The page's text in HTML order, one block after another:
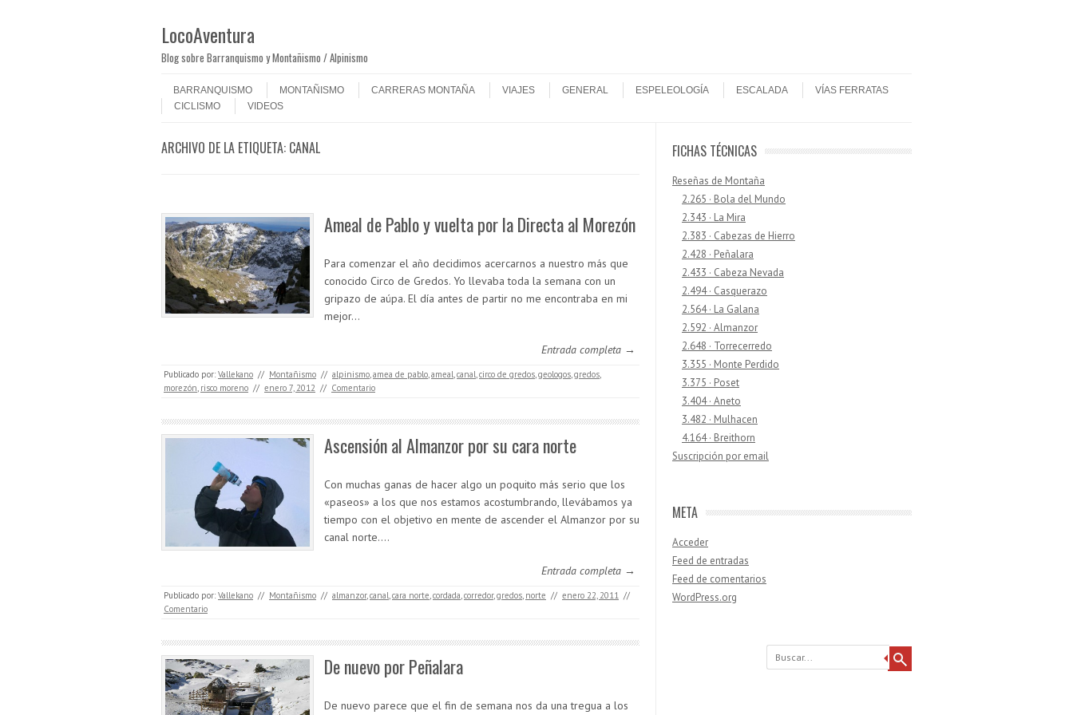
LocoAventura
Blog sobre Barranquismo y Montañismo / Alpinismo
Menú
BARRANQUISMO
MONTAÑISMO CARRERAS MONTAÑA VIAJES GENERAL ESPELEOLOGÍA ESCALADA
VÍAS FERRATAS
CICLISMO
VIDEOS
ARCHIVO DE LA ETIQUETA: CANAL
Ameal de Pablo y vuelta por la Directa al Morezón
Para comenzar el año decidimos acercarnos a nuestro más que
conocido Circo de Gredos. Yo llevaba toda la semana con un
gripazo de aúpa. El día antes de partir no me encontraba en mi
mejor…
Entrada completa →
Publicado por: Vallekano // Montañismo // alpinismo,amea de pablo,ameal,canal,circo de gredos,geologos,gredos,
morezón, risco moreno // enero 7, 2012 // Comentario
Ascensión al Almanzor por su cara norte
Con muchas ganas de hacer algo un poquito más serio que los
«paseos» a los que nos estamos acostumbrando, llevábamos ya
tiempo con el objetivo en mente de ascender el Almanzor por su
canal norte.…
Entrada completa →
Publicado por: Vallekano // Montañismo // almanzor,canal,cara norte,cordada,corredor,gredos, norte // enero 22, 2011 //
Comentario
De nuevo por Peñalara
De nuevo parece que el fin de semana nos da una tregua a los
FICHAS TÉCNICAS
Reseñas de Montaña
2.265 · Bola del Mundo
2.343 · La Mira
2.383 · Cabezas de Hierro
2.428 · Peñalara
2.433 · Cabeza Nevada
2.494 · Casquerazo
2.564 · La Galana
2.592 · Almanzor
2.648 · Torrecerredo
3.355 · Monte Perdido
3.375 · Poset
3.404 · Aneto
3.482 · Mulhacen
4.164 · Breithorn
Suscripción por email
META
Acceder
Feed de entradas
Feed de comentarios
WordPress.org